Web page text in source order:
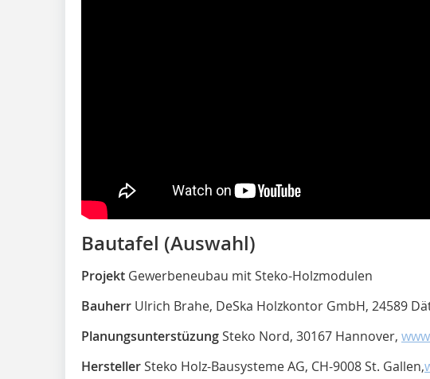
Bautafel (Auswahl)
Projekt Gewerbeneubau mit Steko-Holzmodulen
Bauherr Ulrich Brahe, DeSka Holzkontor GmbH, 24589
PlanungsunterstüzungSteko Nord, 30167 Hannover,
HerstellerSteko Holz-Bausysteme AG, CH-9008 St. Gallen,